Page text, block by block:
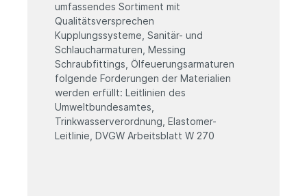
umfassendes Sortiment mit
Qualitätsversprechen
Kupplungssysteme, Sanitär- und
Schlaucharmaturen, Messing
Schraubfittings, Ölfeuerungsarmaturen
folgende Forderungen der Materialien
werden erfüllt: Leitlinien des
Umweltbundesamtes,
Trinkwasserverordnung, Elastomer-
Leitlinie, DVGW Arbeitsblatt W 270